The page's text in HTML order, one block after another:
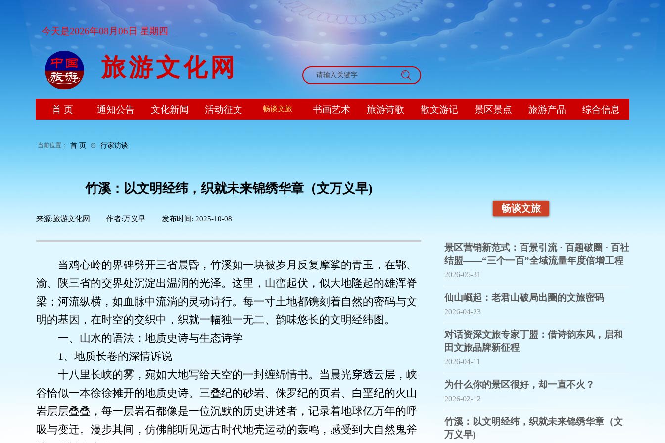
旅游文化网
首 页 ⊙ 行家访谈
当前位置：
搜索
首 页 通知公告 文化新闻 活动征文 畅谈文旅 书画艺术 旅游诗歌 散文游记 景区景点 旅游产品 综合信息
今天是2026年08月06日 星期四
竹溪：以文明经纬，织就未来锦绣华章（文万义早)
来源:旅游文化网 作者:万义早 发布时间: 2025-10-08
当鸡心岭的界碑劈开三省晨昏，竹溪如一块被岁月反复摩挲的青玉，在鄂、
渝、陕三省的交界处沉淀出温润的光泽。这里，山峦起伏，似大地隆起的雄浑脊
梁；河流纵横，如血脉中流淌的灵动诗行。每一寸土地都镌刻着自然的密码与文
明的基因，在时空的交织中，织就一幅独一无二、韵味悠长的文明经纬图。
一、山水的语法：地质史诗与生态诗学
1、地质长卷的深情诉说
十八里长峡的雾，宛如大地写给天空的一封缠绵情书。当晨光穿透云层，峡
谷恰似一本徐徐摊开的地质史诗。三叠纪的砂岩、侏罗纪的页岩、白垩纪的火山
岩层层叠叠，每一层岩石都像是一位沉默的历史讲述者，记录着地球亿万年的呼
吸与变迁。漫步其间，仿佛能听见远古时代地壳运动的轰鸣，感受到大自然鬼斧
畅谈文旅
景区营销新范式：百景引流 · 百题破圈 · 百社
结盟——“三个一百”全域流量年度倍增工程
2026-05-31
仙山崛起：老君山破局出圈的文旅密码
2026-04-23
对话资深文旅专家丁盟：借诗韵东风，启和
田文旅品牌新征程
2026-04-11
为什么你的景区很好，却一直不火？
2026-02-12
竹溪：以文明经纬，织就未来锦绣华章（文
万义早)